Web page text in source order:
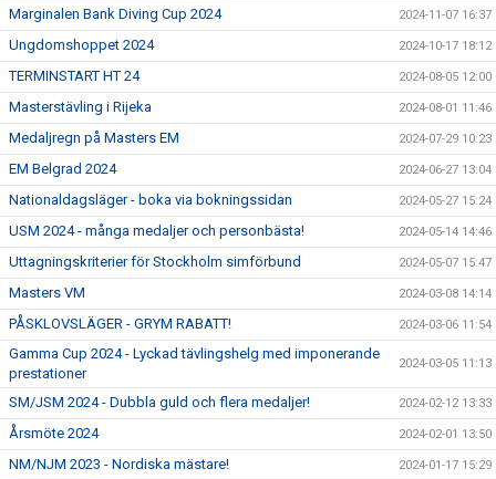
Marginalen Bank Diving Cup 2024 2024-11-07 16:37
Ungdomshoppet 2024 2024-10-17 18:12
TERMINSTART HT 24 2024-08-05 12:00
Masterstävling i Rijeka 2024-08-01 11:46
Medaljregn på Masters EM 2024-07-29 10:23
EM Belgrad 2024 2024-06-27 13:04
Nationaldagsläger - boka via bokningssidan 2024-05-27 15:24
USM 2024 - många medaljer och personbästa! 2024-05-14 14:46
Uttagningskriterier för Stockholm simförbund 2024-05-07 15:47
Masters VM 2024-03-08 14:14
PÅSKLOVSLÄGER - GRYM RABATT! 2024-03-06 11:54
Gamma Cup 2024 - Lyckad tävlingshelg med imponerande
prestationer
2024-03-05 11:13
SM/JSM 2024 - Dubbla guld och flera medaljer! 2024-02-12 13:33
Årsmöte 2024 2024-02-01 13:50
NM/NJM 2023 - Nordiska mästare! 2024-01-17 15:29